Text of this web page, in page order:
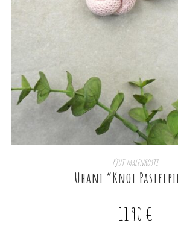
DODAJ V KOŠARICO
Kjut malenkosti
Uhani “Knot
11.90€